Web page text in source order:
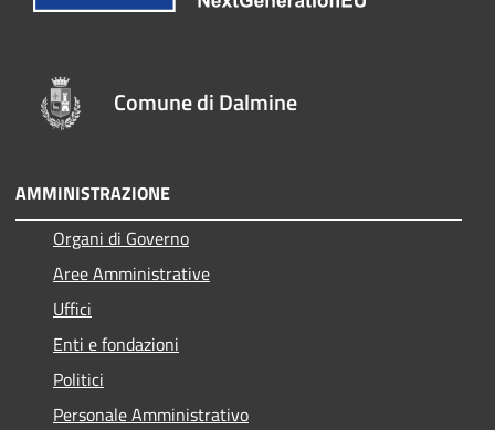
Comune di Dalmine
AMMINISTRAZIONE
Organi di Governo
Aree Amministrative
Uffici
Enti e fondazioni
Politici
Personale Amministrativo